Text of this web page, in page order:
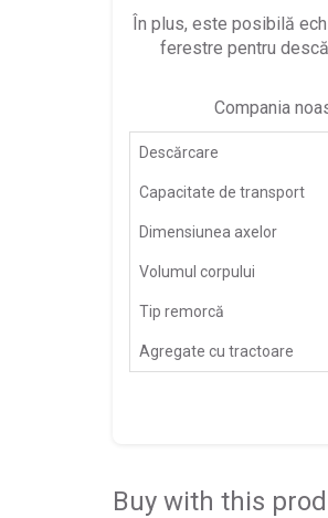
În plus, este posibilă
ferestre pentru
Compania
Descărcare
Capacitate de transport
Dimensiunea axelor
Volumul corpului
Tip remorcă
Agregate cu tractoare
Buy with this